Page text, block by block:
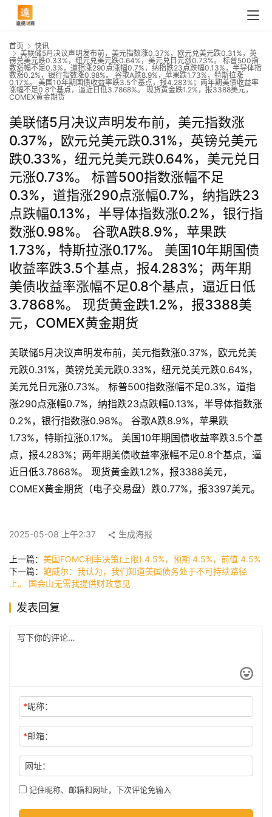
页
快
讯
公
司
时
技
首页
快讯
美联储5月决议声明发布前，美元指数涨0.37%，欧元兑美元跌0.31%，英
镑兑美元跌0.33%，纽元兑美元跌0.64%，美元兑日元涨0.73%。 标普500指
数涨幅不足0.3%，道指涨290点涨幅0.7%，纳指跌23点跌幅0.13%，半导体指
数涨0.2%，银行指数涨0.98%。 谷歌A跌8.9%，苹果跌1.73%，特斯拉涨
0.17%。 美国10年期国债收益率跌3.5个基点，报4.283%；两年期美债收益率
涨幅不足0.8个基点，逼近日低3.7868%。 现货黄金跌1.2%，报3388美元，
COMEX黄金期货
美联储5月决议声明发布前，美元指数涨
0.37%，欧元兑美元跌0.31%，英镑兑美元
跌0.33%，纽元兑美元跌0.64%，美元兑日
元涨0.73%。 标普500指数涨幅不足
0.3%，道指涨290点涨幅0.7%，纳指跌23
点跌幅0.13%，半导体指数涨0.2%，银行指
数涨0.98%。 谷歌A跌8.9%，苹果跌
1.73%，特斯拉涨0.17%。 美国10年期国债
收益率跌3.5个基点，报4.283%；两年期
美债收益率涨幅不足0.8个基点，逼近日低
3.7868%。 现货黄金跌1.2%，报3388美
元，COMEX黄金期货
美联储5月决议声明发布前，美元指数涨0.37%，欧元兑美
元跌0.31%，英镑兑美元跌0.33%，纽元兑美元跌0.64%，
美元兑日元涨0.73%。 标普500指数涨幅不足0.3%，道指
涨290点涨幅0.7%，纳指跌23点跌幅0.13%，半导体指数涨
0.2%，银行指数涨0.98%。 谷歌A跌8.9%，苹果跌
1.73%，特斯拉涨0.17%。 美国10年期国债收益率跌3.5个基
点，报4.283%；两年期美债收益率涨幅不足0.8个基点，逼
近日低3.7868%。 现货黄金跌1.2%，报3388美元，
COMEX黄金期货（电子交易盘）跌0.77%，报3397美元。
2025-05-08 上午2:37 生成海报
上一篇： 美国FOMC利率决策(上限) 4.5%，预期 4.5%，前值 4.5%
下一篇： 鲍威尔：我认为，我们知道美国债务处于不可持续路径
上。 国会山无需我提供财政意见
发表回复
*昵称：
*邮箱：
网址：
记住昵称、邮箱和网址，下次评论免输入